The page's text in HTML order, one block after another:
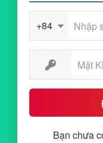
+84
Bạn chưa